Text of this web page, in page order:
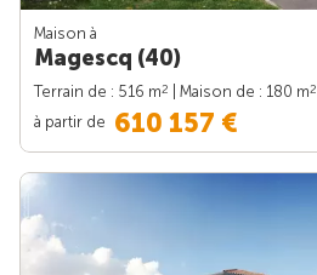
Maison à
Magescq (40)
Terrain de : 516 m2 | Maison de : 180 m2
à partir de 610 157 €